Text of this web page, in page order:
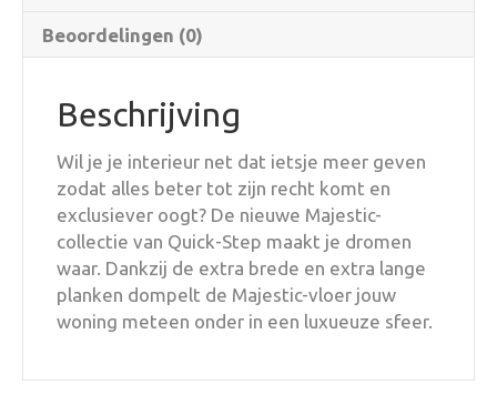
Beoordelingen (0)
Beschrijving
Wil je je interieur net dat ietsje meer geven
zodat alles beter tot zijn recht komt en
exclusiever oogt? De nieuwe Majestic-
collectie van Quick-Step maakt je dromen
waar. Dankzij de extra brede en extra lange
planken dompelt de Majestic-vloer jouw
woning meteen onder in een luxueuze sfeer.